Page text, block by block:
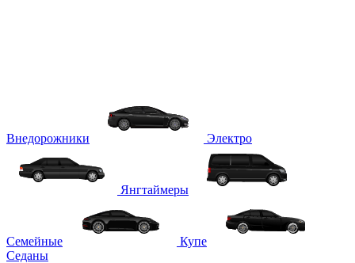
Внедорожники Электро
Янгтаймеры
Семейные
Купе
Седаны